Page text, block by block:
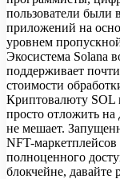
пользователи были
приложений на
уровнем
Экосистема Solana
поддерживает
стоимости
Криптовалюту SOL
просто отложить
не мешает.
NFT-
полноценного
блокчейне, давайте